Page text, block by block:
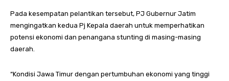
Pada kesempatan pelantikan tersebut, PJ Gubernur Jatim
mengingatkan kedua Pj Kepala daerah untuk memperhatikan
potensi ekonomi dan penangana stunting di masing-masing
daerah.
“Kondisi Jawa Timur dengan pertumbuhan ekonomi yang tinggi